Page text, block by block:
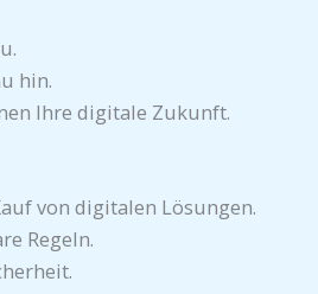
hin.
Ihre digitale Zukunft.
von digitalen Lösungen.
Regeln.